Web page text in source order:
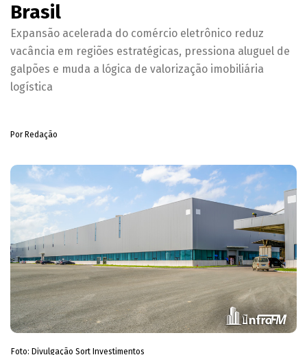
Brasil
Expansão acelerada do comércio eletrônico reduz
vacância em regiões estratégicas, pressiona aluguel de
galpões e muda a lógica de valorização imobiliária
logística
Por Redação
Foto: Divulgação Sort Investimentos